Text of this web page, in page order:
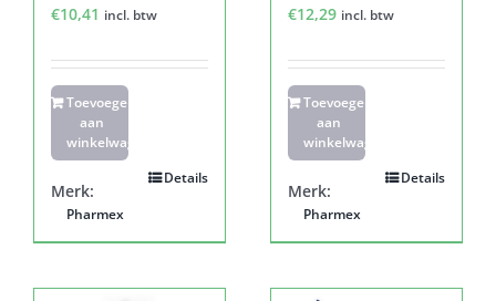
€10,41 incl. btw
Toevoegen
aan
winkelwagen
Details
Merk:
Pharmex
€12,29 incl. btw
Toevoegen
aan
winkelwagen
Details
Merk:
Pharmex